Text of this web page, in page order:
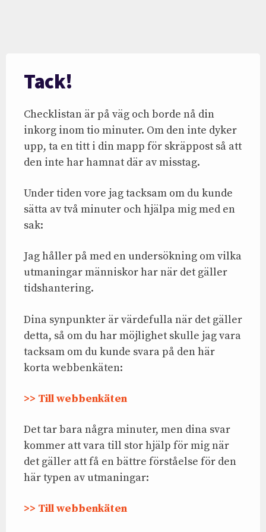
Tack!
Checklistan är på väg och borde nå din
inkorg inom tio minuter. Om den inte dyker
upp, ta en titt i din mapp för skräppost så att
den inte har hamnat där av misstag.
Under tiden vore jag tacksam om du kunde
sätta av två minuter och hjälpa mig med en
sak:
Jag håller på med en undersökning om vilka
utmaningar människor har när det gäller
tidshantering.
Dina synpunkter är värdefulla när det gäller
detta, så om du har möjlighet skulle jag vara
tacksam om du kunde svara på den här
korta webbenkäten:
>> Till webbenkäten
Det tar bara några minuter, men dina svar
kommer att vara till stor hjälp för mig när
det gäller att få en bättre förståelse för den
här typen av utmaningar:
>> Till webbenkäten